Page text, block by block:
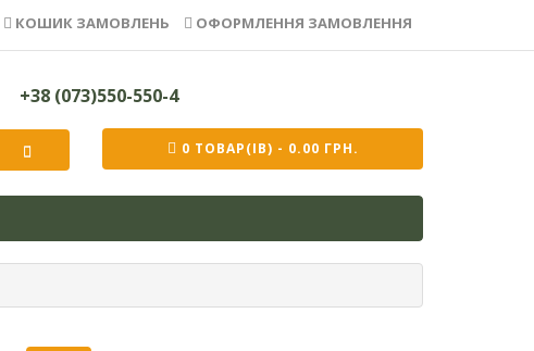
КОШИК ЗАМОВЛЕНЬ ОФОРМЛЕННЯ ЗАМОВЛЕННЯ
+38 (073)550-550-4
0 ТОВАР(ІВ) - 0.00 ГРН.